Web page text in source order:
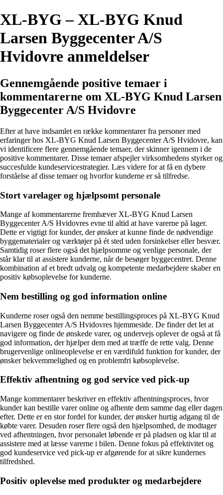
XL-BYG – XL-BYG Knud
Larsen Byggecenter A/S
Hvidovre anmeldelser
Gennemgående positive temaer i
kommentarerne om XL-BYG Knud Larsen
Byggecenter A/S Hvidovre
Efter at have indsamlet en række kommentarer fra personer med
erfaringer hos XL-BYG Knud Larsen Byggecenter A/S Hvidovre, kan
vi identificere flere gennemgående temaer, der skinner igennem i de
positive kommentarer. Disse temaer afspejler virksomhedens styrker og
succesfulde kundeservicestrategier. Læs videre for at få en dybere
forståelse af disse temaer og hvorfor kunderne er så tilfredse.
Stort varelager og hjælpsomt personale
Mange af kommentarerne fremhæver XL-BYG Knud Larsen
Byggecenter A/S Hvidovres evne til altid at have varerne på lager.
Dette er vigtigt for kunder, der ønsker at kunne finde de nødvendige
byggematerialer og værktøjer på ét sted uden forsinkelser eller besvær.
Samtidig roser flere også det hjælpsomme og venlige personale, der
står klar til at assistere kunderne, når de besøger byggecentret. Denne
kombination af et bredt udvalg og kompetente medarbejdere skaber en
positiv købsoplevelse for kunderne.
Nem bestilling og god information online
Kunderne roser også den nemme bestillingsproces på XL-BYG Knud
Larsen Byggecenter A/S Hvidovres hjemmeside. De finder det let at
navigere og finde de ønskede varer, og undervejs oplever de også at få
god information, der hjælper dem med at træffe de rette valg. Denne
brugervenlige onlineoplevelse er en værdifuld funktion for kunder, der
ønsker bekvemmelighed og en problemfri købsoplevelse.
Effektiv afhentning og god service ved pick-up
Mange kommentarer beskriver en effektiv afhentningsproces, hvor
kunder kan bestille varer online og afhente dem samme dag eller dagen
efter. Dette er en stor fordel for kunder, der ønsker hurtig adgang til de
købte varer. Desuden roser flere også den hjælpsomhed, de modtager
ved afhentningen, hvor personalet løbende er på pladsen og klar til at
assistere med at læsse varerne i bilen. Denne fokus på effektivitet og
god kundeservice ved pick-up er afgørende for at sikre kundernes
tilfredshed.
Positiv oplevelse med produkter og medarbejdere